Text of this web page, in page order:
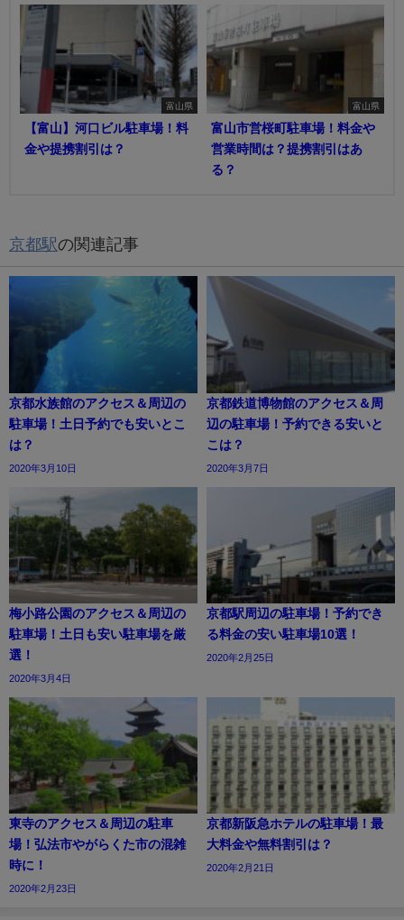
富山県
【富山】河口ビル駐車場！料
金や提携割引は？
富山県
富山市営桜町駐車場！料金や
営業時間は？提携割引はあ
る？
京都駅の関連記事
京都水族館のアクセス＆周辺の
駐車場！土日予約でも安いとこ
は？
2020年3月10日
京都鉄道博物館のアクセス＆周
辺の駐車場！予約できる安いと
こは？
2020年3月7日
梅小路公園のアクセス＆周辺の
駐車場！土日も安い駐車場を厳
選！
2020年3月4日
京都駅周辺の駐車場！予約でき
る料金の安い駐車場10選！
2020年2月25日
東寺のアクセス＆周辺の駐車
場！弘法市やがらくた市の混雑
時に！
2020年2月23日
京都新阪急ホテルの駐車場！最
大料金や無料割引は？
2020年2月21日